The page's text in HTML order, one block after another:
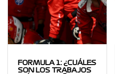
FORMULA 1: ¿CUÁLES
SON LOS TRABAJOS